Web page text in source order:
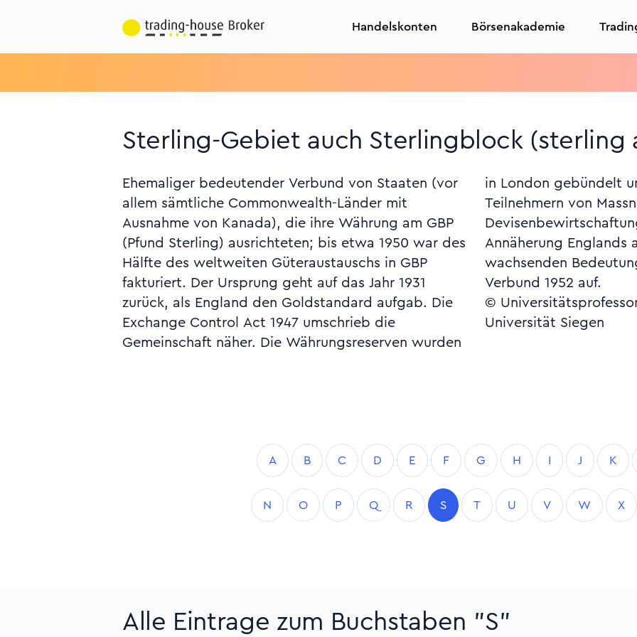
Handelskonten Börsenakademie
Sterling-Gebiet auch Sterlingblock (sterling
Ehemaliger bedeutender Verbund von Staaten (vor
allem sämtliche Commonwealth-Länder mit
Ausnahme von Kanada), die ihre Währung am GBP
(Pfund Sterling) ausrichteten; bis etwa 1950 war des
Hälfte des weltweiten Güteraustauschs in GBP
fakturiert. Der Ursprung geht auf das Jahr 1931
zurück, als England den Goldstandard aufgab. Die
Exchange Control Act 1947 umschrieb die
Gemeinschaft näher. Die Währungsreserven wurden
in London gebündelt und Zahlungen zwischen den
Teilnehmern von Massnahmen der
Devisenbewirtschaftung freigestellt. Im Zuge der
Annäherung Englands an Europa und der
wachsenden Bedeutung der USA löste sich der
Verbund 1952 auf.
©
Universität Siegen
A B C D E F G H I J K
N O P Q R S T U V W X
Alle Eintrage zum Buchstaben "S"